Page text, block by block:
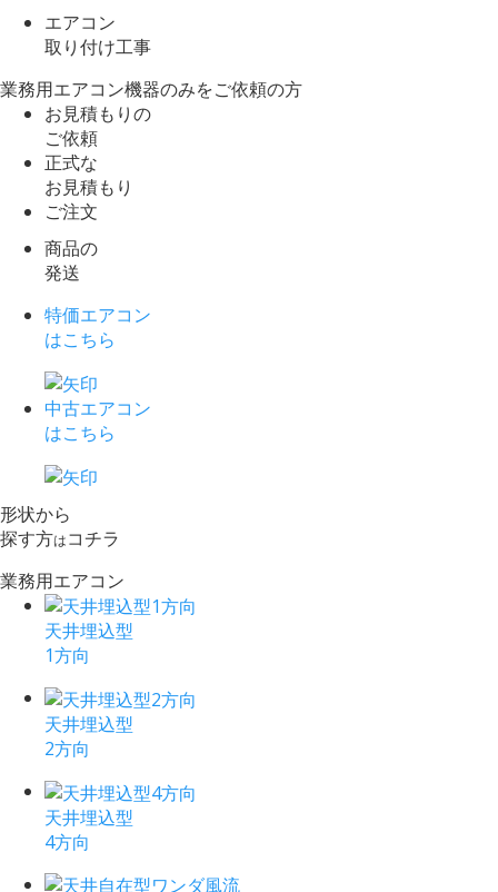
エアコン
取り付け工事
業務用エアコン機器のみをご依頼の方
お見積もりの
ご依頼
正式な
お見積もり
ご注文
商品の
発送
特価エアコン
はこちら
中古エアコン
はこちら
形状から
探す方はコチラ
業務用エアコン
天井埋込型
1方向
天井埋込型
2方向
天井埋込型
4方向